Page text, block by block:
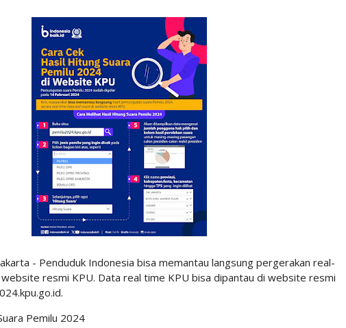
- Penduduk Indonesia bisa memantau langsung pergerakan real-
resmi KPU. Data real time KPU bisa dipantau di website resmi
Pemilu 2024